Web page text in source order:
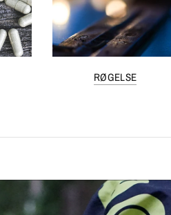
RØGELSE